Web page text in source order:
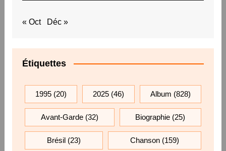
« Oct Déc »
Étiquettes
1995(20) 2025 (46) Album (828)
Avant-Garde(32) Biographie (25)
Brésil(23) Chanson (159)